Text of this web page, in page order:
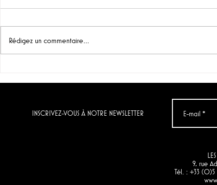
Rédigez un commentaire...
INSCRIVEZ-VOUS À NOTRE NEWSLETTER
9, rue
Tél. : +33